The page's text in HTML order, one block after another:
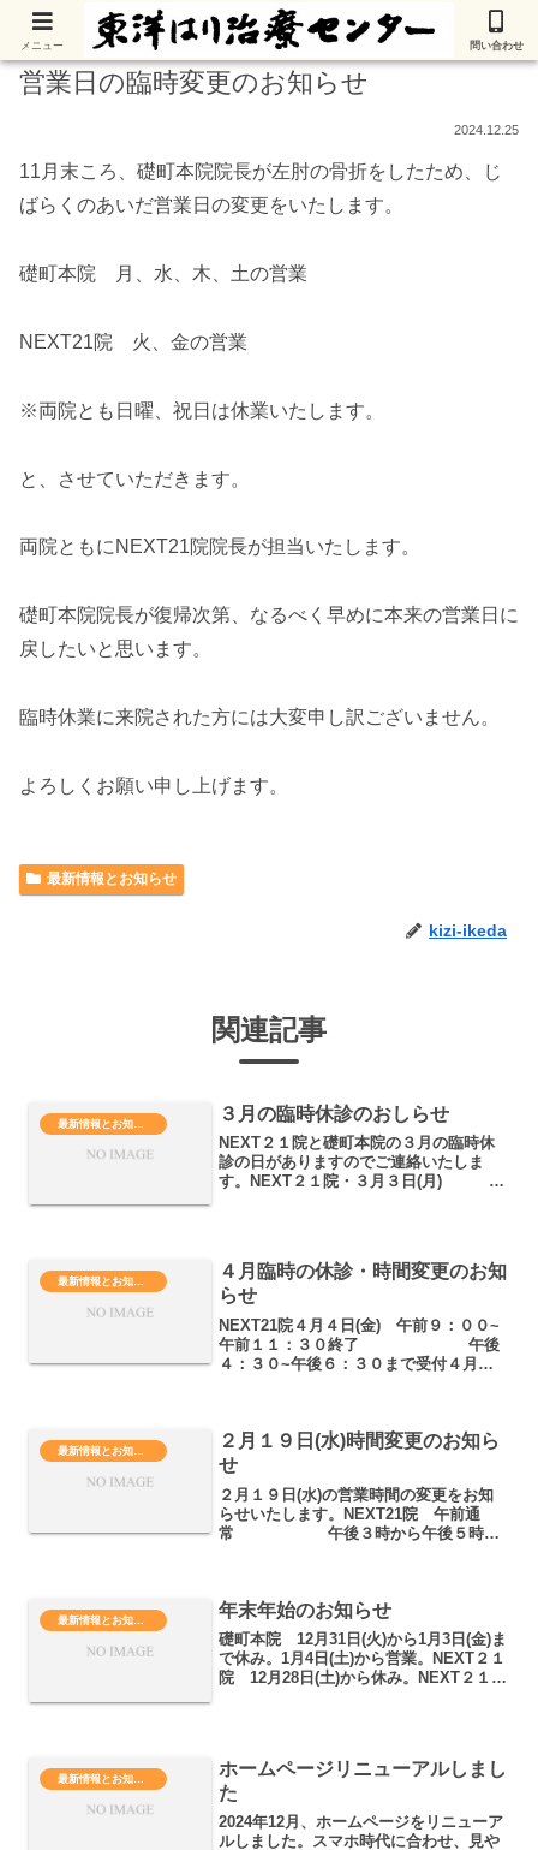
営業日の臨時変更のお知らせ
2024.12.25
11月末ころ、礎町本院院長が左肘の骨折をしたため、じ
ばらくのあいだ営業日の変更をいたします。
礎町本院 月、水、木、土の営業
NEXT21院 火、金の営業
※両院とも日曜、祝日は休業いたします。
と、させていただきます。
両院ともにNEXT21院院長が担当いたします。
礎町本院院長が復帰次第、なるべく早めに本来の営業日に
戻したいと思います。
臨時休業に来院された方には大変申し訳ございません。
よろしくお願い申し上げます。
最新情報とお知らせ
kizi-ikeda
関連記事
３月の臨時休診のおしらせ
NEXT２１院と礎町本院の３月の臨時休
診の日がありますのでご連絡いたしま
す。NEXT２１院・３月３日(月) 午
(金) 午前休診 ...
最新情報とお知らせ
４月臨時の休診・時間変更のお知
らせ
NEXT21院４月４日(金) 午前９：００~
午前１１：３０終了 午後
４：３０~午後６：３０まで受付４月７
休診 ...
最新情報とお知らせ
２月１９日(水)時間変更のお知ら
せ
２月１９日(水)の営業時間の変更をお知
らせいたします。NEXT21院 午前通
常 午後３時から午後５時で
最新情報とお知らせ 年末年始のお知らせ
礎町本院 12月31日(火)から1月3日(金)ま
で休み。1月4日(土)から営業。NEXT２１
院 12月28日(土)から休み。NEXT２１院
ホームページリニューアルしまし
た
2024年12月、ホームページをリニューア
ルしました。スマホ時代に合わせ、見や
メニュー 問い合わせ